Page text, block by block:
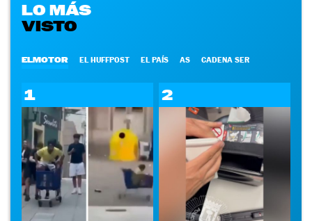
LO MÁS
VISTO
ELMOTOR EL HUFFPOST EL PAÍS AS CADENA SER
1 2